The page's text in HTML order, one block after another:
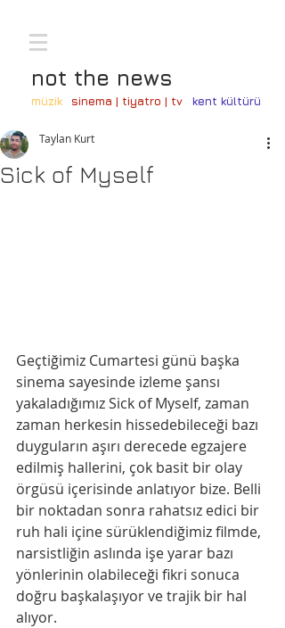
not the news
müzik sinema | tiyatro | tv kent kültürü
Sick of Myself
Taylan Kurt
Geçtiğimiz Cumartesi günü başka
sinema sayesinde izleme şansı
yakaladığımız Sick of Myself, zaman
zaman herkesin hissedebileceği bazı
duyguların aşırı derecede egzajere
edilmiş hallerini, çok basit bir olay
örgüsü içerisinde anlatıyor bize. Belli
bir noktadan sonra rahatsız edici bir
ruh hali içine sürüklendiğimiz filmde,
narsistliğin aslında işe yarar bazı
yönlerinin olabileceği fikri sonuca
doğru başkalaşıyor ve trajik bir hal
alıyor.